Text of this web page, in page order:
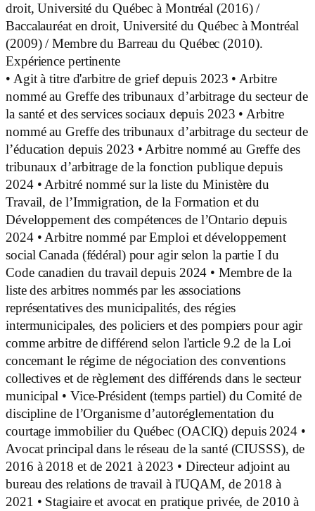
droit, Université du Québec à Montréal (2016) /
Baccalauréat en droit, Université du Québec à Montréal
(2009) / Membre du Barreau du Québec (2010).
Expérience pertinente
• Agit à titre d'arbitre de grief depuis 2023 • Arbitre
nommé au Greffe des tribunaux d’arbitrage du secteur de
la santé et des services sociaux depuis 2023 • Arbitre
nommé au Greffe des tribunaux d’arbitrage du secteur de
l’éducation depuis 2023 • Arbitre nommé au Greffe des
tribunaux d’arbitrage de la fonction publique depuis
2024 • Arbitré nommé sur la liste du Ministère du
Travail, de l’Immigration, de la Formation et du
Développement des compétences de l’Ontario depuis
2024 • Arbitre nommé par Emploi et développement
social Canada (fédéral) pour agir selon la partie I du
Code canadien du travail depuis 2024 • Membre de la
liste des arbitres nommés par les associations
représentatives des municipalités, des régies
intermunicipales, des policiers et des pompiers pour agir
comme arbitre de différend selon l'article 9.2 de la Loi
concernant le régime de négociation des conventions
collectives et de règlement des différends dans le secteur
municipal • Vice-Président (temps partiel) du Comité de
discipline de l’Organisme d’autoréglementation du
courtage immobilier du Québec (OACIQ) depuis 2024 •
Avocat principal dans le réseau de la santé (CIUSSS), de
2016 à 2018 et de 2021 à 2023 • Directeur adjoint au
bureau des relations de travail à l'UQAM, de 2018 à
2021 • Stagiaire et avocat en pratique privée, de 2010 à